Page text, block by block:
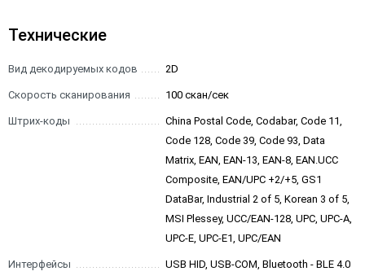
Технические
Вид декодируемых кодов 2D
Скорость сканирования 100 скан/сек
Штрих-коды
China Postal Code, Codabar, Code 11,
Code 128, Code 39, Code 93, Data
Matrix, EAN, EAN-13, EAN-8, EAN.UCC
Composite, EAN/UPC +2/+5, GS1
DataBar, Industrial 2 of 5, Korean 3 of 5,
MSI Plessey, UCC/EAN-128, UPC, UPC-A,
UPC-E, UPC-E1, UPC/EAN
Интерфейсы USB HID, USB-COM, Bluetooth - BLE 4.0